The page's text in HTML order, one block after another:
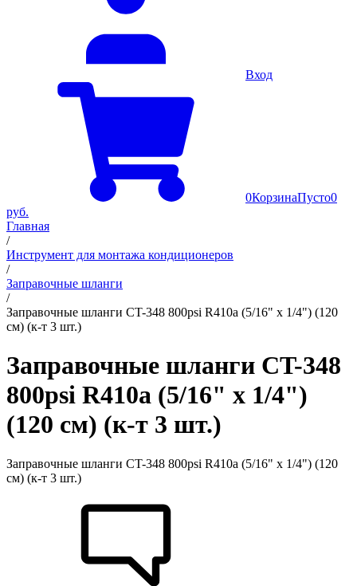
Вход
0КорзинаПусто0
руб.
Главная
/
Инструмент для монтажа кондиционеров
/
Заправочные шланги
/
Заправочные шланги CT-348 800psi R410a (5/16" х 1/4") (120
см) (к-т 3 шт.)
Заправочные шланги CT-348
800psi R410a (5/16" х 1/4")
(120 см) (к-т 3 шт.)
Заправочные шланги CT-348 800psi R410a (5/16" х 1/4") (120
см) (к-т 3 шт.)